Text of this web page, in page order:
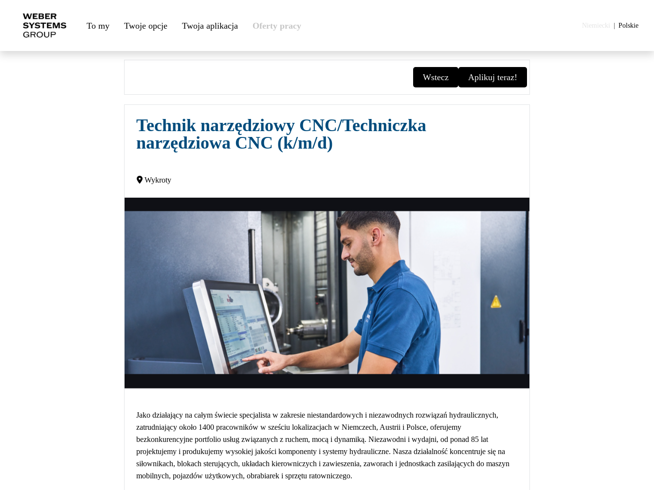
Niemiecki Polskie
To my Twoje opcje Twoja aplikacja Oferty pracy
Wstecz Aplikuj teraz!
Technik narzędziowy CNC/Techniczka
narzędziowa CNC (k/m/d)
Wykroty
Jako działający na całym świecie specjalista w zakresie niestandardowych i niezawodnych rozwiązań hydraulicznych,
zatrudniający około 1400 pracowników w sześciu lokalizacjach w Niemczech, Austrii i Polsce, oferujemy
bezkonkurencyjne portfolio usług związanych z ruchem, mocą i dynamiką. Niezawodni i wydajni, od ponad 85 lat
projektujemy i produkujemy wysokiej jakości komponenty i systemy hydrauliczne. Nasza działalność koncentruje się na
siłownikach, blokach sterujących, układach kierowniczych i zawieszenia, zaworach i jednostkach zasilających do maszyn
mobilnych, pojazdów użytkowych, obrabiarek i sprzętu ratowniczego.